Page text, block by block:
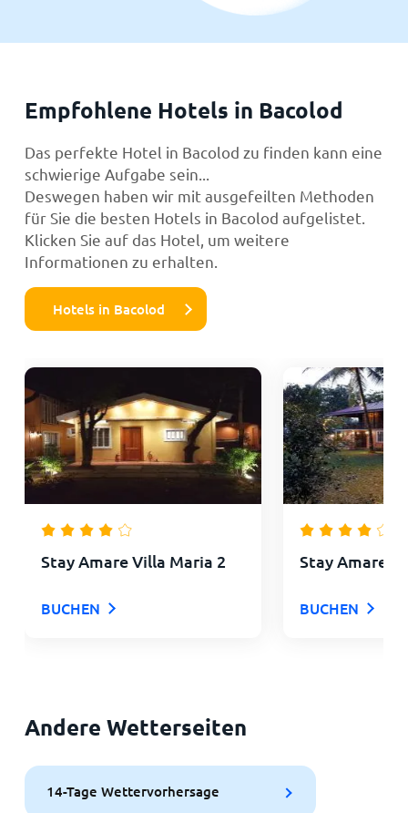
Empfohlene Hotels in Bacolod
Das perfekte Hotel in Bacolod zu finden kann eine
schwierige Aufgabe sein...
Deswegen haben wir mit ausgefeilten Methoden
für Sie die besten Hotels in Bacolod aufgelistet.
Klicken Sie auf das Hotel, um weitere
Informationen zu erhalten.
Hotels in Bacolod
Stay Amare Villa Maria 2
BUCHEN
Stay Amare
BUCHEN
Andere Wetterseiten
14-Tage Wettervorhersage